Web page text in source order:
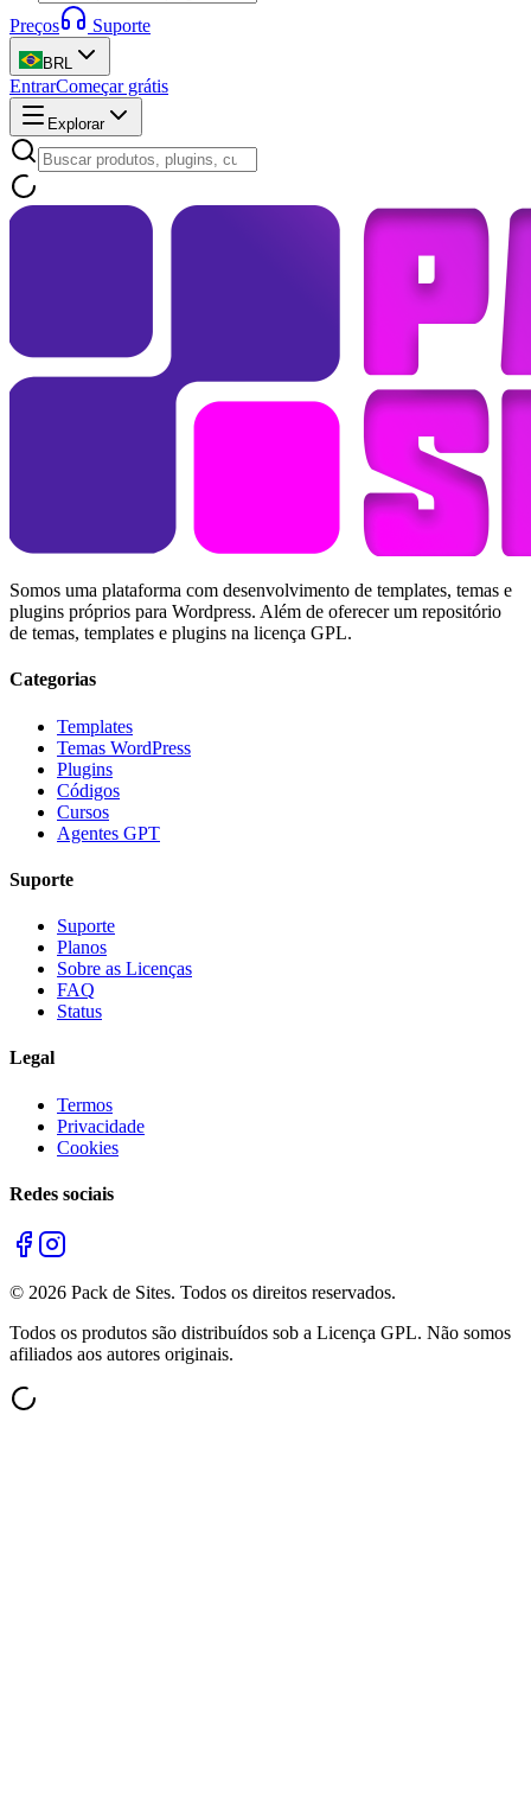
Preços Suporte
BRL
EntrarComeçar grátis
Explorar
Somos uma plataforma com desenvolvimento de templates, temas e
plugins próprios para Wordpress. Além de oferecer um repositório
de temas, templates e plugins na licença GPL.
Categorias
Templates
Temas WordPress
Plugins
Códigos
Cursos
Agentes GPT
Suporte
Suporte
Planos
Sobre as Licenças
FAQ
Status
Legal
Termos
Privacidade
Cookies
Redes sociais
© 2026 Pack de Sites. Todos os direitos reservados.
Todos os produtos são distribuídos sob a Licença GPL. Não somos
afiliados aos autores originais.